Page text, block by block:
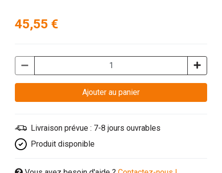
45,55 €
Ajouter au panier
Livraison prévue : 7-8 jours ouvrables
Produit disponible